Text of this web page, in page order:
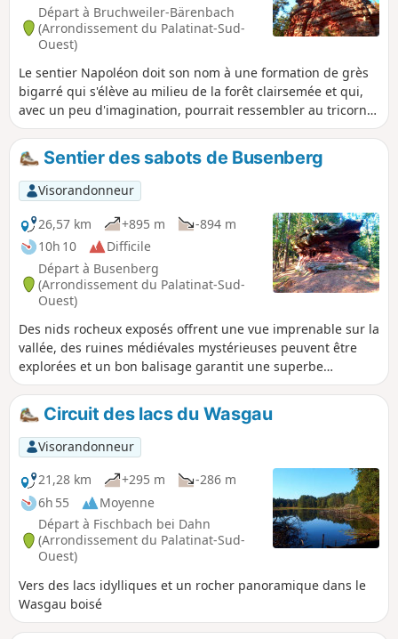
Départ à Bruchweiler-Bärenbach
(Arrondissement du Palatinat-Sud-
Ouest)
Le sentier Napoléon doit son nom à une formation de grès
bigarré qui s'élève au milieu de la forêt clairsemée et qui,
avec un peu d'imagination, pourrait ressembler au tricorne
de l'empereur Napoléon. Le circuit passe devant plein de
formations rocheuses qui portent des noms fantaisistes et
qui s'élèvent de façon sauvage le long du chemin. En plus, il
passe près de la source du Reinighof et traverse des
prairies humides et marécageuses dans la vallée du
Wöllmersbach.
Sentier des sabots de Busenberg
Visorandonneur
26,57 km
+895 m
-894 m
10h 10
Difficile
Départ à Busenberg
(Arrondissement du Palatinat-Sud-
Ouest)
Des nids rocheux exposés offrent une vue imprenable sur la
vallée, des ruines médiévales mystérieuses peuvent être
explorées et un bon balisage garantit une superbe
randonnée dans le Mittlerer Wasgau. Des formations
rocheuses bizarres en grès bigarré bordent le chemin, on
passe sous d'imposantes portes rocheuses et on traverse
une vallée idyllique.
Circuit des lacs du Wasgau
Visorandonneur
21,28 km
+295 m
-286 m
6h 55
Moyenne
Départ à Fischbach bei Dahn
(Arrondissement du Palatinat-Sud-
Ouest)
Vers des lacs idylliques et un rocher panoramique dans le
Wasgau boisé